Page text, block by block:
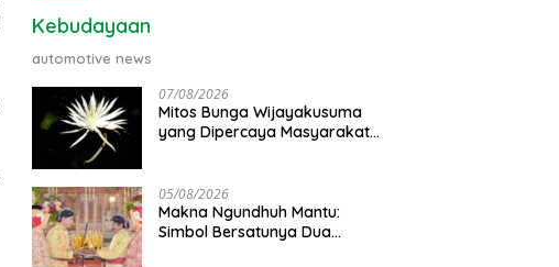
Kebudayaan
automotive news
07/08/2026
Mitos Bunga Wijayakusuma
yang Dipercaya Masyarakat
05/08/2026
Makna Ngundhuh Mantu:
Simbol Bersatunya Dua